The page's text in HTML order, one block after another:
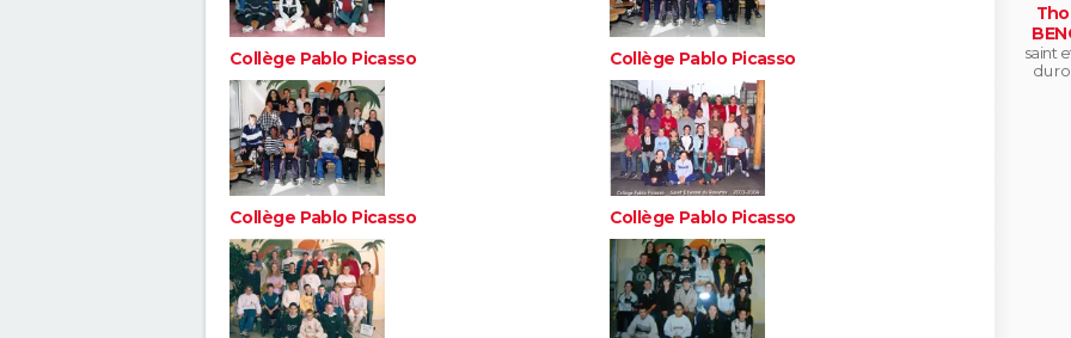
Collège Pablo Picasso Collège Pablo Picasso
Collège Pablo Picasso Collège Pablo Picasso
saint
du